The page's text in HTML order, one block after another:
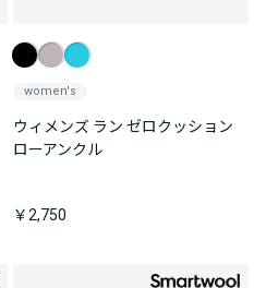
women's
ウィメンズ ラン ゼロクッション
ローアンクル
￥2,750